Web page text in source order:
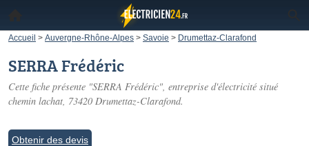
Accueil > Auvergne-Rhône-Alpes > Savoie > Drumettaz-Clarafond
SERRA Frédéric
Cette fiche présente "SERRA Frédéric", entreprise d'électricité situé
chemin lachat, 73420 Drumettaz-Clarafond.
Obtenir des devis